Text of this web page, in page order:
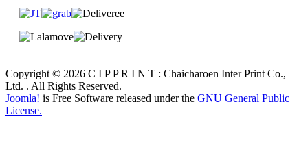
Copyright © 2026 C I P P R I N T : Chaicharoen Inter Print Co.,
Ltd. . All Rights Reserved.
Joomla! is Free Software released under the GNU General Public
License.